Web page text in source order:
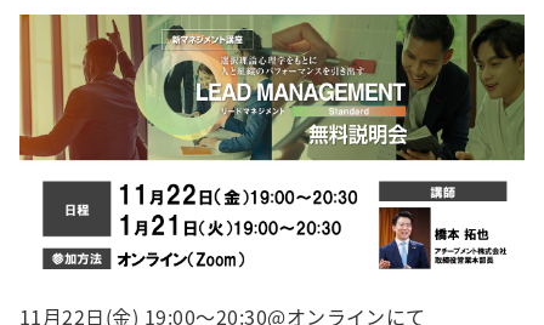
11月22日(金) 19:00〜20:30@オンラインにて